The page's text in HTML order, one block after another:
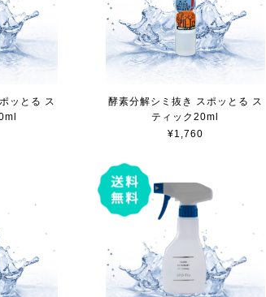
ッとる ス
酵素分解シミ抜き スポッとる ス
ティック20ml
¥1,760